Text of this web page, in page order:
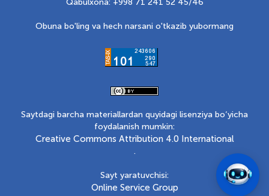
Qabulxona: +998 71 241 52 45/46
Obuna bo'ling va hech narsani o'tkazib yubormang
Saytdagi barcha materiallardan quyidagi lisenziya bo‘yicha
foydalanish mumkin:
Creative Commons Attribution 4.0 International
.
Sayt yaratuvchisi:
Online Service Group